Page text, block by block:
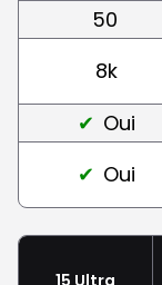
50
8k
Oui
Oui
15 Ultra